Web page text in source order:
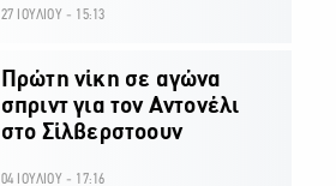
27 ΙΟΥΛΙΟΥ - 15:13
Πρώτη νίκη σε αγώνα
σπριντ για τον Αντονέλι
στο Σίλβερστοουν
04 ΙΟΥΛΙΟΥ - 17:16